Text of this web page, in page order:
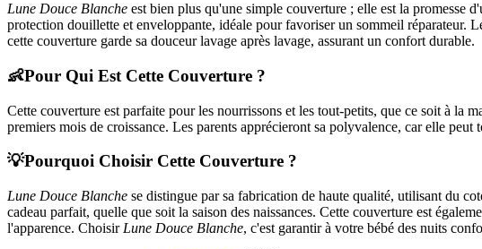
Lune Douce Blanche est bien plus qu'une simple couverture ; elle est la promesse
protection douillette et enveloppante, idéale pour favoriser un sommeil réparateur.
cette couverture garde sa douceur lavage après lavage, assurant un confort durable.
👶Pour Qui Est Cette Couverture ?
Cette couverture est parfaite pour les nourrissons et les tout-petits, que ce soit à la
premiers mois de croissance. Les parents apprécieront sa polyvalence, car elle
💡Pourquoi Choisir Cette Couverture ?
Lune Douce Blanche se distingue par sa fabrication de haute qualité, utilisant du
cadeau parfait, quelle que soit la saison des naissances. Cette couverture est
l'apparence. Choisir Lune Douce Blanche, c'est garantir à votre bébé des nuits